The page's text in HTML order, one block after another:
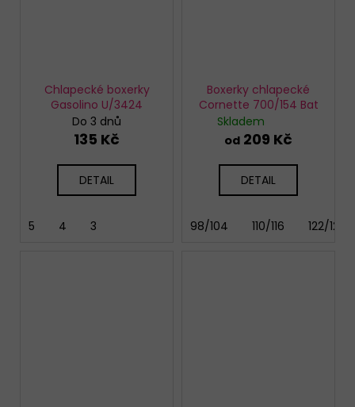
Chlapecké boxerky
Gasolino U/3424
Do 3 dnů
135 Kč
DETAIL
5 4 3
Boxerky chlapecké
Cornette 700/154 Bat
Skladem
od 209 Kč
DETAIL
98/104 110/116 122/128